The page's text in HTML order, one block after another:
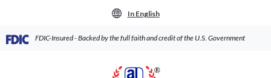
to
main
Reader
5.0
In English
(Opens in a new Window)
FDIC-Insured - Backed by the full faith and credit of the U.S. Government
AmeriState Bank